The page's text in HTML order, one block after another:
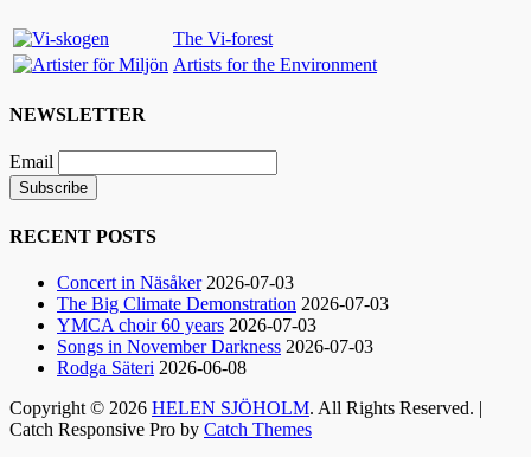
Den 5 juni blir det skön konsert med Nimbus på
Gör som jag - kom dit!! Det blir grymt
Nimbus är Melvin Andreassen/ Adil Backman &
Ruben Granditsky och de är för kvällen
Helen Sjöholm
2 months ago
Hurra!!
Nu släpps biljetterna till ”Ritsch Ratsch på
The Vi-forest
Artists for the Environment
NEWSLETTER
Email
RECENT POSTS
Concert in Näsåker 2026-07-03
The Big Climate Demonstration 2026-07-03
YMCA choir 60 years 2026-07-03
Songs in November Darkness 2026-07-03
Rodga Säteri 2026-06-08
Copyright © 2026 HELEN SJÖHOLM. All Rights Reserved. |
Catch Responsive Pro by Catch Themes